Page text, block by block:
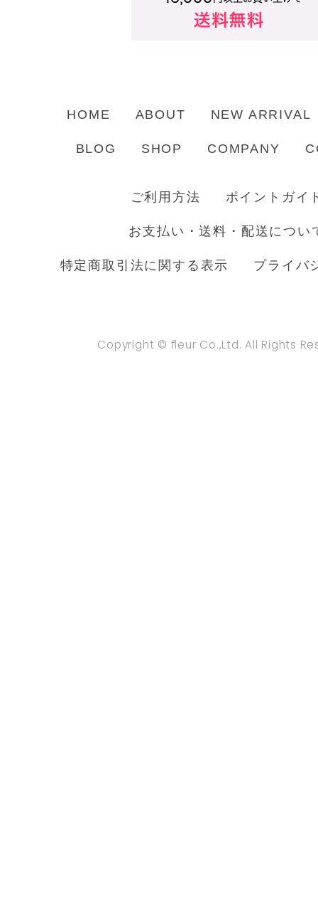
HOME ABOUT NEW ARRIVAL
BLOG SHOP COMPANY
ご利用方法 ポイントガイ
お支払い・送料・配送につい
特定商取引法に関する表示 プライバ
Copyright © fleur Co.,Ltd. All Rights